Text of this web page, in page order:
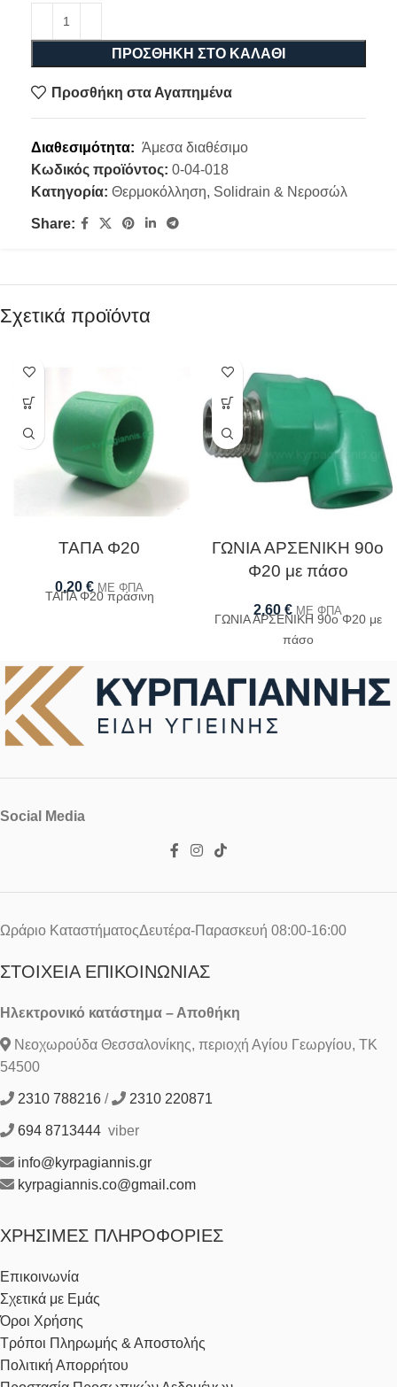
ΠΡΟΣΘΉΚΗ ΣΤΟ ΚΑΛΆΘΙ
Προσθήκη στα Αγαπημένα
Διαθεσιμότητα: Άμεσα διαθέσιμο
Κωδικός προϊόντος: 0-04-018
Κατηγορία: Θερμοκόλληση, Solidrain & Νεροσώλ
Share:
Σχετικά προϊόντα
ΤΑΠΑ Φ20
0,20 € ΜΕ ΦΠΑ
ΤΑΠΑ Φ20 πράσινη
ΓΩΝΙΑ ΑΡΣΕΝΙΚΗ 90ο
Φ20 με πάσο
2,60 € ΜΕ ΦΠΑ
ΓΩΝΙΑ ΑΡΣΕΝΙΚΗ 90ο Φ20 με
πάσο
Social Media
Ωράριο ΚαταστήματοςΔευτέρα-Παρασκευή 08:00-16:00
ΣΤΟΙΧΕΊΑ ΕΠΙΚΟΙΝΩΝΊΑΣ
Ηλεκτρονικό κατάστημα – Αποθήκη
Νεοχωρούδα Θεσσαλονίκης, περιοχή Αγίου Γεωργίου, ΤΚ
54500
2310 788216 / 2310 220871
694 8713444 viber
info@kyrpagiannis.gr
kyrpagiannis.co@gmail.com
ΧΡΉΣΙΜΕΣ ΠΛΗΡΟΦΟΡΊΕΣ
Επικοινωνία
Σχετικά με Εμάς
Όροι Χρήσης
Τρόποι Πληρωμής & Αποστολής
Πολιτική Απορρήτου